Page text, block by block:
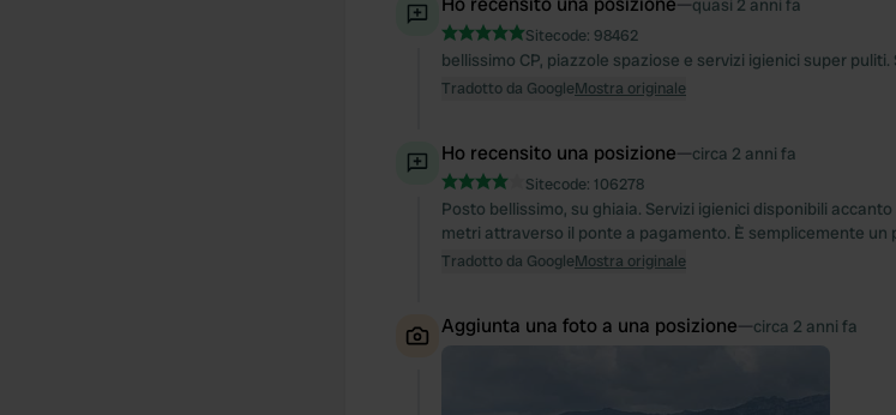
quasi 2 anni fa
Sitecode: 98462
bellissimo CP, piazzole spaziose e servizi igienici super
Tradotto da GoogleMostra originale
Ho recensito una posizione—circa 2 anni fa
Sitecode: 106278
Posto bellissimo, su ghiaia. Servizi igienici disponibili
metri attraverso il ponte a pagamento. È semplicemente un
Tradotto da GoogleMostra originale
Aggiunta una foto a una posizione—circa 2 anni fa